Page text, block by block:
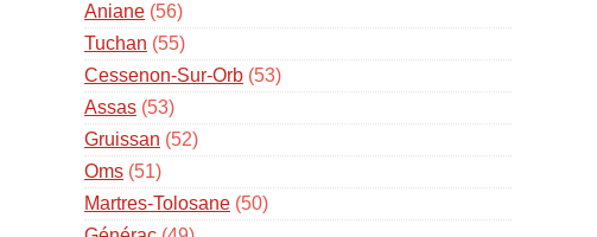
Aniane (56)
Tuchan (55)
Cessenon-Sur-Orb (53)
Assas (53)
Gruissan (52)
Oms (51)
Martres-Tolosane (50)